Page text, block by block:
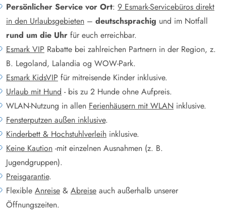
Persönlicher Service vor Ort: 9 Esmark-Servicebüros direkt
in den Urlaubsgebieten – deutschsprachig und im Notfall
rund um die Uhr für euch erreichbar.
Esmark VIP Rabatte bei zahlreichen Partnern in der Region, z.
B. Legoland, Lalandia og WOW-Park.
Esmark KidsVIP für mitreisende Kinder inklusive.
Urlaub mit Hund - bis zu 2 Hunde ohne Aufpreis.
WLAN-Nutzung in allen Ferienhäusern mit WLAN inklusive.
Fensterputzen außen inklusive.
Kinderbett & Hochstuhlverleih inklusive.
Keine Kaution -mit einzelnen Ausnahmen (z. B.
Jugendgruppen).
Preisgarantie.
Flexible Anreise & Abreise auch außerhalb unserer
Öffnungszeiten.